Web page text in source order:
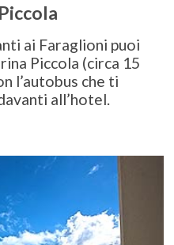
ai Faraglioni puoi
Piccola (circa 15
l’autobus che ti
all’hotel.